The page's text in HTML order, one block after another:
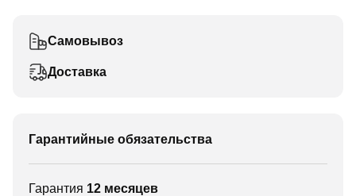
Самовывоз
Доставка
Гарантийные обязательства
Гарантия 12 месяцев